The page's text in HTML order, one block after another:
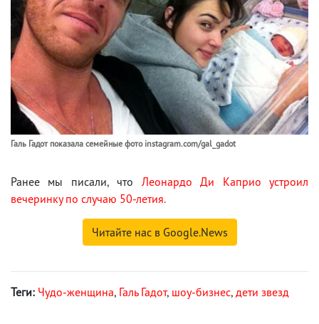
Галь Гадот показала семейные фото instagram.com/gal_gadot
Ранее мы писали, что Леонардо Ди Каприо устроил
вечеринку по случаю 50-летия.
Читайте нас в Google.News
Теги: Чудо-женщина, Галь Гадот, шоу-бизнес, дети звезд